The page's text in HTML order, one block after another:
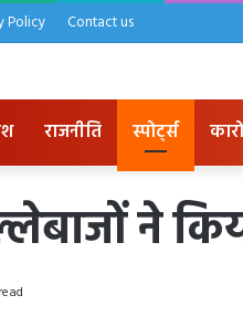
Policy Contact us
राजनीति स्पोर्ट्स
ने